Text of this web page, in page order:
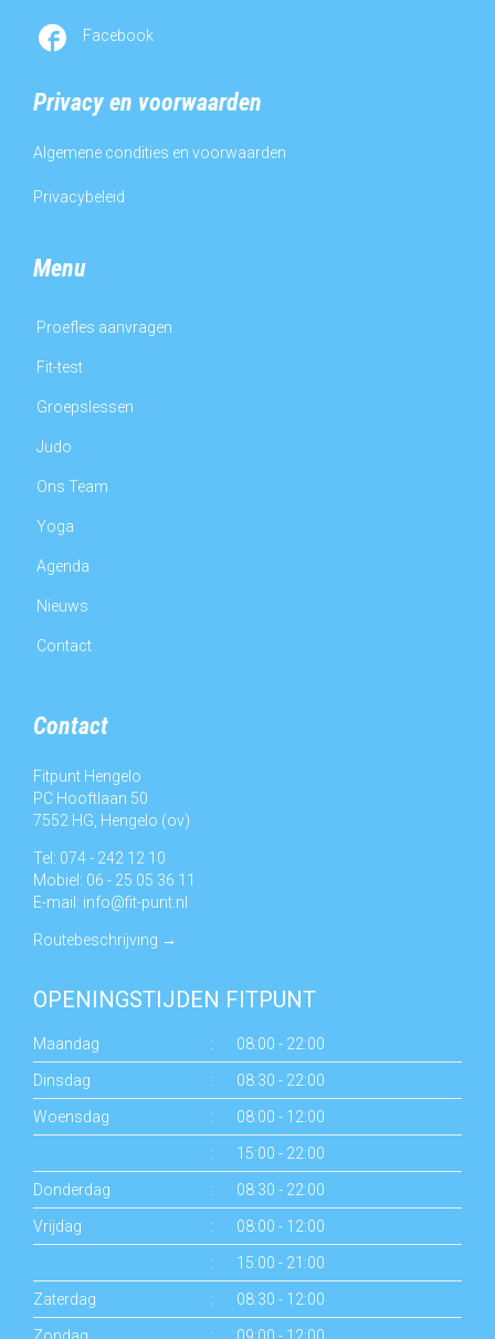
 Facebook
Privacy en voorwaarden
Algemene condities en voorwaarden
Privacybeleid
Menu
Proefles aanvragen
Fit-test
Groepslessen
Judo
Ons Team
Yoga
Agenda
Nieuws
Contact
Contact
Fitpunt Hengelo
PC Hooftlaan 50
7552 HG, Hengelo (ov)
Tel: 074 - 242 12 10
Mobiel: 06 - 25 05 36 11
E-mail: info@fit-punt.nl
Routebeschrijving →
OPENINGSTIJDEN FITPUNT
Maandag : 08:00 - 22:00
Dinsdag : 08:30 - 22:00
Woensdag : 08:00 - 12:00
: 15:00 - 22:00
Donderdag : 08:30 - 22:00
Vrijdag : 08:00 - 12:00
: 15:00 - 21:00
Zaterdag : 08:30 - 12:00